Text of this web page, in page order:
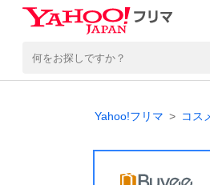
Yahoo!フリマ コス